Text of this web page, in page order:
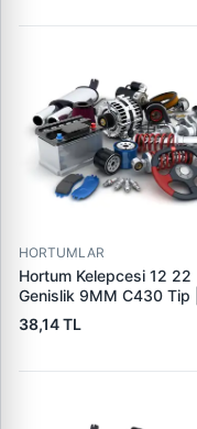
HORTUMLAR
Hortum Kelepcesi 12 22
Genislik 9MM C430 Tip |
ERBI C430 12-22
38,14 TL